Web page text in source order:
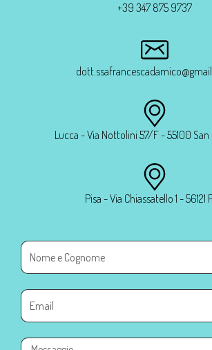
+39 347 875 9737
Lucca - Via Nottolini 57/F - 55100
Pisa - Via Chiassatello 1 - 56121